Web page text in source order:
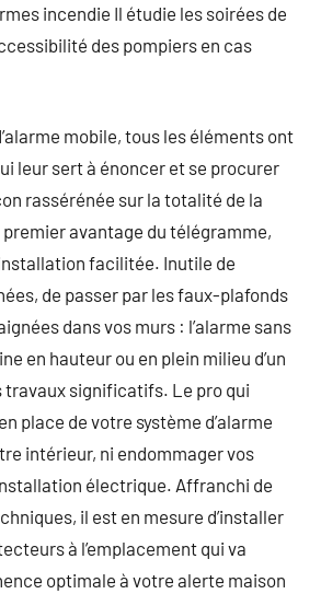
incendie Il étudie les soirées de
des pompiers en cas
mobile, tous les éléments ont
leur sert à énoncer et se procurer
rassérénée sur la totalité de la
avantage du télégramme,
facilitée. Inutile de
de passer par les faux-plafonds
dans vos murs : l’alarme sans
en hauteur ou en plein milieu d’un
travaux significatifs. Le pro qui
place de votre système d’alarme
intérieur, ni endommager vos
électrique. Affranchi de
il est en mesure d’installer
à l’emplacement qui va
optimale à votre alerte maison